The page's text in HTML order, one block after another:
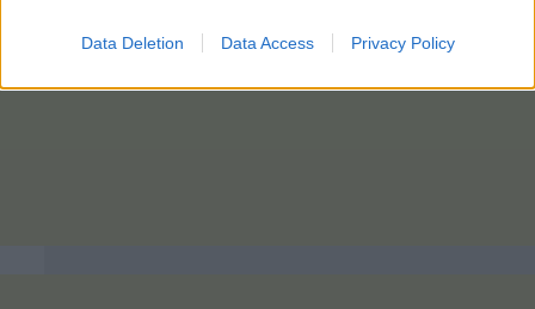
Data Deletion Data Access Privacy Policy